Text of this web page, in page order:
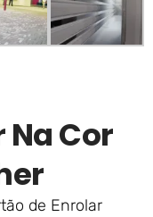
Na Cor
de Enrolar